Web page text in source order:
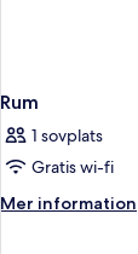
Rum
1 sovplats
Gratis wi-fi
Mer information
Mer